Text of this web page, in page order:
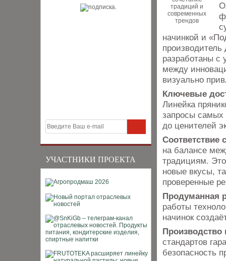
УЧАСТНИКИ ПРОЕКТА
начинкой и
разработаны с
между
визуально
Ключевые
Линейка
запросы самых
до ценителей
на балансе
традициям.
новые вкусы,
проверенные
Продуманная
работы
начинок
Производство
стандартов
безопасность